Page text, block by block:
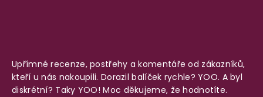
Upřímné recenze, postřehy a komentáře od zákazníků,
kteří u nás nakoupili. Dorazil balíček rychle? YOO. A byl
diskrétní? Taky YOO! Moc děkujeme, že hodnotíte.